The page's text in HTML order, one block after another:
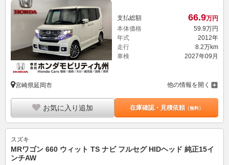
支払総額 66.9万円
本体価格
59. 9万円
年式
2012年
走行
8.2万km
車検
2027年09月
宮崎県延岡市 他の情報を開く
お気に入り追加 在庫確認・見積依頼（無料）
スズキ
MRワゴン 660 ウィット TS ナビ フルセグ HIDヘッド 純正15イ
ンチAW